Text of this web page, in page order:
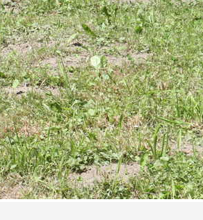
29.11.2025 -
Weihnachtsmarkt in
Kraubath
17.11.2025 - LIMA -
Geburtstagsfeier Fr. Friedl
07.11.2025 - Laternenumzug
in Kraubath
Pensionistenausflug
Tremmelberg
Verwandte Galerien